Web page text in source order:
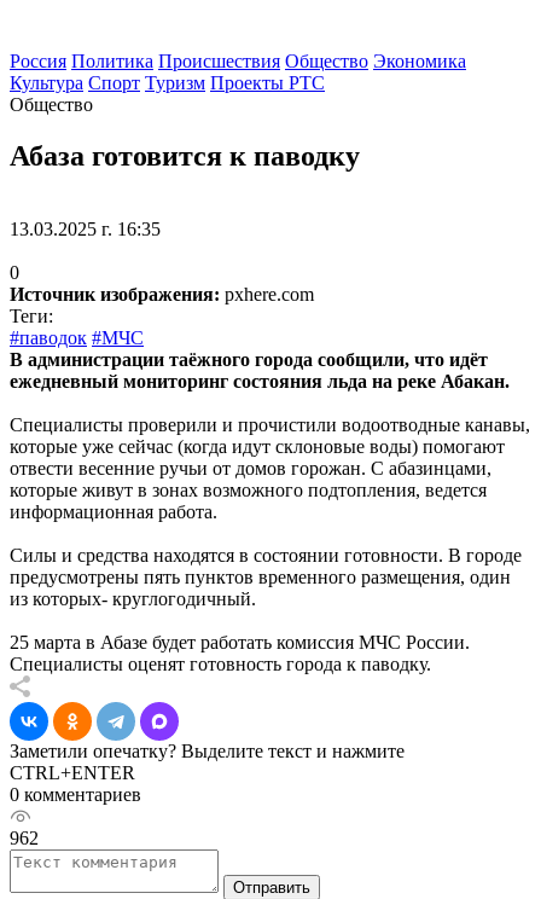
Россия Политика Происшествия Общество Экономика
Культура Спорт Туризм Проекты РТС
Общество
Абаза готовится к паводку
13.03.2025 г. 16:35
0
Источник изображения: pxhere.com
Теги:
#паводок #МЧС
В администрации таёжного города сообщили, что идёт
ежедневный мониторинг состояния льда на реке Абакан.
Специалисты проверили и прочистили водоотводные канавы,
которые уже сейчас (когда идут склоновые воды) помогают
отвести весенние ручьи от домов горожан. С абазинцами,
которые живут в зонах возможного подтопления, ведется
информационная работа.
Силы и средства находятся в состоянии готовности. В городе
предусмотрены пять пунктов временного размещения, один
из которых- круглогодичный.
25 марта в Абазе будет работать комиссия МЧС России.
Специалисты оценят готовность города к паводку.
Заметили опечатку? Выделите текст и нажмите
CTRL+ENTER
0 комментариев
962
Отправить